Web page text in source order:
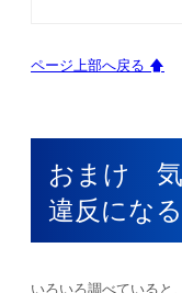
ページ上部へ戻る 🡅
おまけ 気
違反にな
いろいろ調べていると